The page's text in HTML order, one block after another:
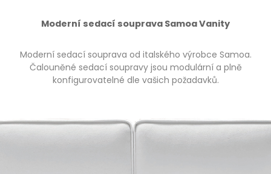
Moderní sedací souprava Samoa Vanity
Moderní sedací souprava od italského výrobce Samoa.
Čalouněné sedací soupravy jsou modulární a plně
konfigurovatelné dle vašich požadavků.